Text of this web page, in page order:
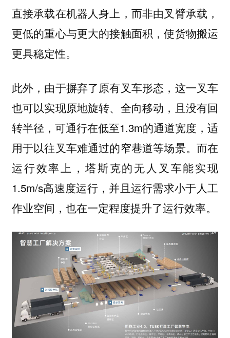
直接承载在机器人身上，而非由叉臂承载，
更低的重心与更大的接触面积，使货物搬运
更具稳定性。
此外，由于摒弃了原有叉车形态，这一叉车
也可以实现原地旋转、全向移动，且没有回
转半径，可通行在低至1.3m的通道宽度，适
用于以往叉车难通过的窄巷道等场景。而在
运行效率上，塔斯克的无人叉车能实现
1.5m/s高速度运行，并且运行需求小于人工
作业空间，也在一定程度提升了运行效率。